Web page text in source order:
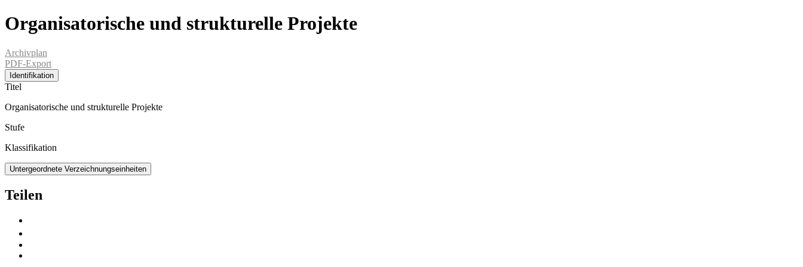
Organisatorische und strukturelle Projekte
Archivplan
PDF-Export
Identifikation
Titel
Organisatorische und strukturelle Projekte
Stufe
Klassifikation
Untergeordnete Verzeichnungseinheiten
Teilen